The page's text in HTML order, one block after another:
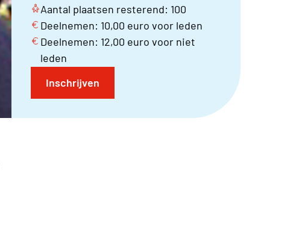
Aantal plaatsen resterend: 100
Deelnemen: 10,00 euro voor leden
Deelnemen: 12,00 euro voor niet
leden
Inschrijven